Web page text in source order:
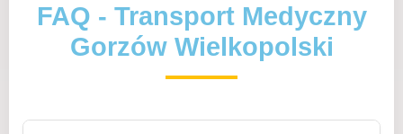
FAQ - Transport Medyczny
Gorzów Wielkopolski